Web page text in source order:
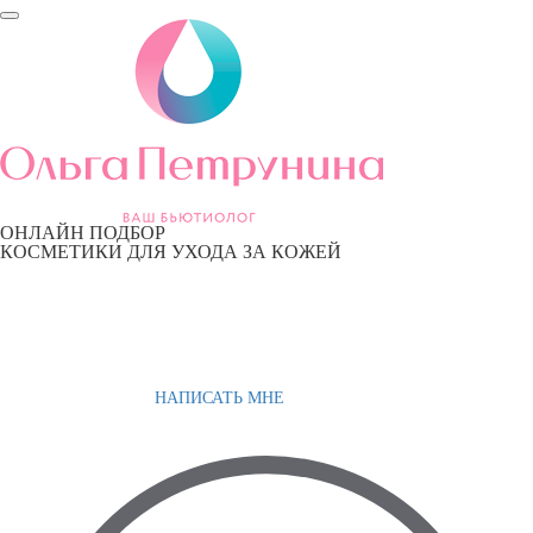
ОНЛАЙН ПОДБОР
КОСМЕТИКИ ДЛЯ УХОДА ЗА КОЖЕЙ
НАПИСАТЬ МНЕ